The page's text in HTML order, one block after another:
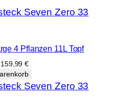
4 Pflanzen 11L Topf
Ursprünglicher
Preis
war:
200,00 €
159,99€Aktueller
Preis
ist:
159,99 €.